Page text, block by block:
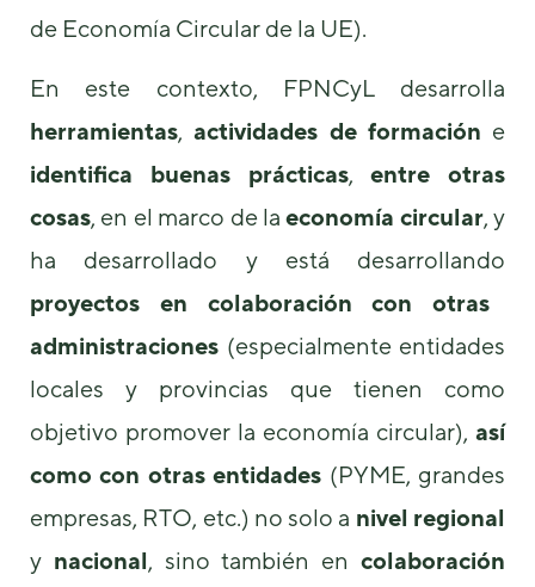
de Economía Circular de la UE).
En este contexto, FPNCyL desarrolla
herramientas,actividades de formación e
identifica buenas prácticas,entre otras
cosas, en el marco de laeconomía circular, y
ha desarrollado y está desarrollando
proyectos en colaboración
con otras
administraciones (especialmente entidades
locales y provincias que tienen como
objetivo promover la economía circular), así
como con otras entidades (PYME, grandes
empresas, RTO, etc.) no solo a nivel regional
y nacional, sino también encolaboración
Para que
funcione lo
durante tu
rechaza estas
cookies,
funcionalidades
de la web.
Marketing
intereses y
mientras visitas
nuestro sitio,
aumentas la